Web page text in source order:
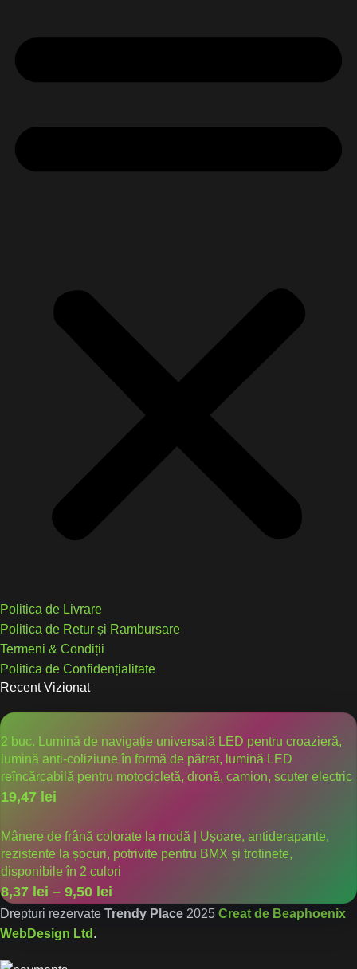
Politica de Livrare
Politica de Retur și Rambursare
Termeni & Condiții
Politica de Confidențialitate
Recent Vizionat
2 buc. Lumină de navigație universală LED pentru croazieră,
lumină anti-coliziune în formă de pătrat, lumină LED
reîncărcabilă pentru motocicletă, dronă, camion, scuter electric
19,47 lei
Mânere de frână colorate la modă | Ușoare, antiderapante,
rezistente la șocuri, potrivite pentru BMX și trotinete,
disponibile în 2 culori
8,37 lei – 9,50 lei
Drepturi rezervate Trendy Place 2025 Creat de Beaphoenix
WebDesign Ltd .